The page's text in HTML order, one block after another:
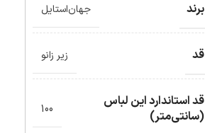
برند جهان‌استایل
قد زیر زانو
قد استاندارد این لباس
(سانتی‌متر)
100